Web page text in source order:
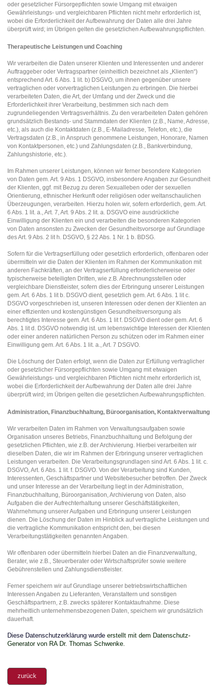
oder gesetzlicher Fürsorgepflichten sowie Umgang mit etwaigen
Gewährleistungs- und vergleichbaren Pflichten nicht mehr erforderlich ist,
wobei die Erforderlichkeit der Aufbewahrung der Daten alle drei Jahre
überprüft wird; im Übrigen gelten die gesetzlichen Aufbewahrungspflichten.
Therapeutische Leistungen und Coaching
Wir verarbeiten die Daten unserer Klienten und Interessenten und anderer
Auftraggeber oder Vertragspartner (einheitlich bezeichnet als „Klienten“)
entsprechend Art. 6 Abs. 1 lit. b) DSGVO, um ihnen gegenüber unsere
vertraglichen oder vorvertraglichen Leistungen zu erbringen. Die hierbei
verarbeiteten Daten, die Art, der Umfang und der Zweck und die
Erforderlichkeit ihrer Verarbeitung, bestimmen sich nach dem
zugrundeliegenden Vertragsverhältnis. Zu den verarbeiteten Daten gehören
grundsätzlich Bestands- und Stammdaten der Klienten (z.B., Name, Adresse,
etc.), als auch die Kontaktdaten (z.B., E-Mailadresse, Telefon, etc.), die
Vertragsdaten (z.B., in Anspruch genommene Leistungen, Honorare, Namen
von Kontaktpersonen, etc.) und Zahlungsdaten (z.B., Bankverbindung,
Zahlungshistorie, etc.).
Im Rahmen unserer Leistungen, können wir ferner besondere Kategorien
von Daten gem. Art. 9 Abs. 1 DSGVO, insbesondere Angaben zur Gesundheit
der Klienten, ggf. mit Bezug zu deren Sexualleben oder der sexuellen
Orientierung, ethnischer Herkunft oder religiösen oder weltanschaulichen
Überzeugungen, verarbeiten. Hierzu holen wir, sofern erforderlich, gem. Art.
6 Abs. 1 lit. a., Art. 7, Art. 9 Abs. 2 lit. a. DSGVO eine ausdrückliche
Einwilligung der Klienten ein und verarbeiten die besonderen Kategorien
von Daten ansonsten zu Zwecken der Gesundheitsvorsorge auf Grundlage
des Art. 9 Abs. 2 lit h. DSGVO, § 22 Abs. 1 Nr. 1 b. BDSG.
Sofern für die Vertragserfüllung oder gesetzlich erforderlich, offenbaren oder
übermitteln wir die Daten der Klienten im Rahmen der Kommunikation mit
anderen Fachkräften, an der Vertragserfüllung erforderlicherweise oder
typischerweise beteiligten Dritten, wie z.B. Abrechnungsstellen oder
vergleichbare Dienstleister, sofern dies der Erbringung unserer Leistungen
gem. Art. 6 Abs. 1 lit b. DSGVO dient, gesetzlich gem. Art. 6 Abs. 1 lit c.
DSGVO vorgeschrieben ist, unseren Interessen oder denen der Klienten an
einer effizienten und kostengünstigen Gesundheitsversorgung als
berechtigtes Interesse gem. Art. 6 Abs. 1 lit f. DSGVO dient oder gem. Art. 6
Abs. 1 lit d. DSGVO notwendig ist. um lebenswichtige Interessen der Klienten
oder einer anderen natürlichen Person zu schützen oder im Rahmen einer
Einwilligung gem. Art. 6 Abs. 1 lit. a., Art. 7 DSGVO.
Die Löschung der Daten erfolgt, wenn die Daten zur Erfüllung vertraglicher
oder gesetzlicher Fürsorgepflichten sowie Umgang mit etwaigen
Gewährleistungs- und vergleichbaren Pflichten nicht mehr erforderlich ist,
wobei die Erforderlichkeit der Aufbewahrung der Daten alle drei Jahre
überprüft wird; im Übrigen gelten die gesetzlichen Aufbewahrungspflichten.
Administration, Finanzbuchhaltung, Büroorganisation, Kontaktverwaltung
Wir verarbeiten Daten im Rahmen von Verwaltungsaufgaben sowie
Organisation unseres Betriebs, Finanzbuchhaltung und Befolgung der
gesetzlichen Pflichten, wie z.B. der Archivierung. Hierbei verarbeiten wir
dieselben Daten, die wir im Rahmen der Erbringung unserer vertraglichen
Leistungen verarbeiten. Die Verarbeitungsgrundlagen sind Art. 6 Abs. 1 lit. c.
DSGVO, Art. 6 Abs. 1 lit. f. DSGVO. Von der Verarbeitung sind Kunden,
Interessenten, Geschäftspartner und Websitebesucher betroffen. Der Zweck
und unser Interesse an der Verarbeitung liegt in der Administration,
Finanzbuchhaltung, Büroorganisation, Archivierung von Daten, also
Aufgaben die der Aufrechterhaltung unserer Geschäftstätigkeiten,
Wahrnehmung unserer Aufgaben und Erbringung unserer Leistungen
dienen. Die Löschung der Daten im Hinblick auf vertragliche Leistungen und
die vertragliche Kommunikation entspricht den, bei diesen
Verarbeitungstätigkeiten genannten Angaben.
Wir offenbaren oder übermitteln hierbei Daten an die Finanzverwaltung,
Berater, wie z.B., Steuerberater oder Wirtschaftsprüfer sowie weitere
Gebührenstellen und Zahlungsdienstleister.
Ferner speichern wir auf Grundlage unserer betriebswirtschaftlichen
Interessen Angaben zu Lieferanten, Veranstaltern und sonstigen
Geschäftspartnern, z.B. zwecks späterer Kontaktaufnahme. Diese
mehrheitlich unternehmensbezogenen Daten, speichern wir grundsätzlich
dauerhaft.
Diese Datenschutzerklärung wurde erstellt mit dem Datenschutz-
Generator von RA Dr. Thomas Schwenke.
zurück